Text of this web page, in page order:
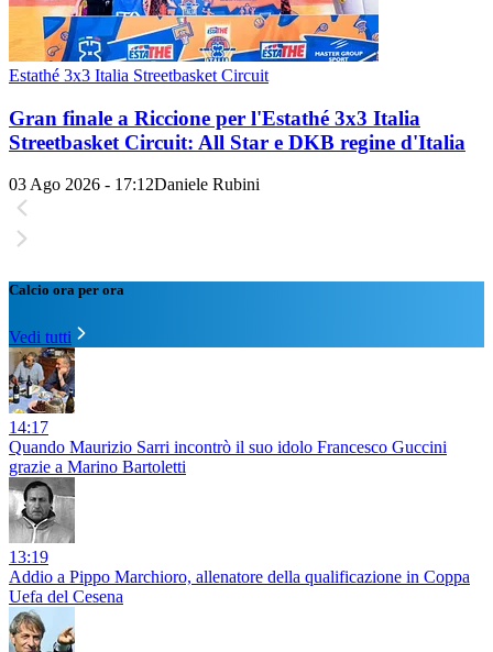
Estathé 3x3 Italia Streetbasket Circuit
Gran finale a Riccione per l'Estathé 3x3 Italia
Streetbasket Circuit: All Star e DKB regine d'Italia
03 Ago 2026 - 17:12Daniele Rubini
Calcio ora per ora
Vedi tutti
14:17
Quando Maurizio Sarri incontrò il suo idolo Francesco Guccini
grazie a Marino Bartoletti
13:19
Addio a Pippo Marchioro, allenatore della qualificazione in Coppa
Uefa del Cesena